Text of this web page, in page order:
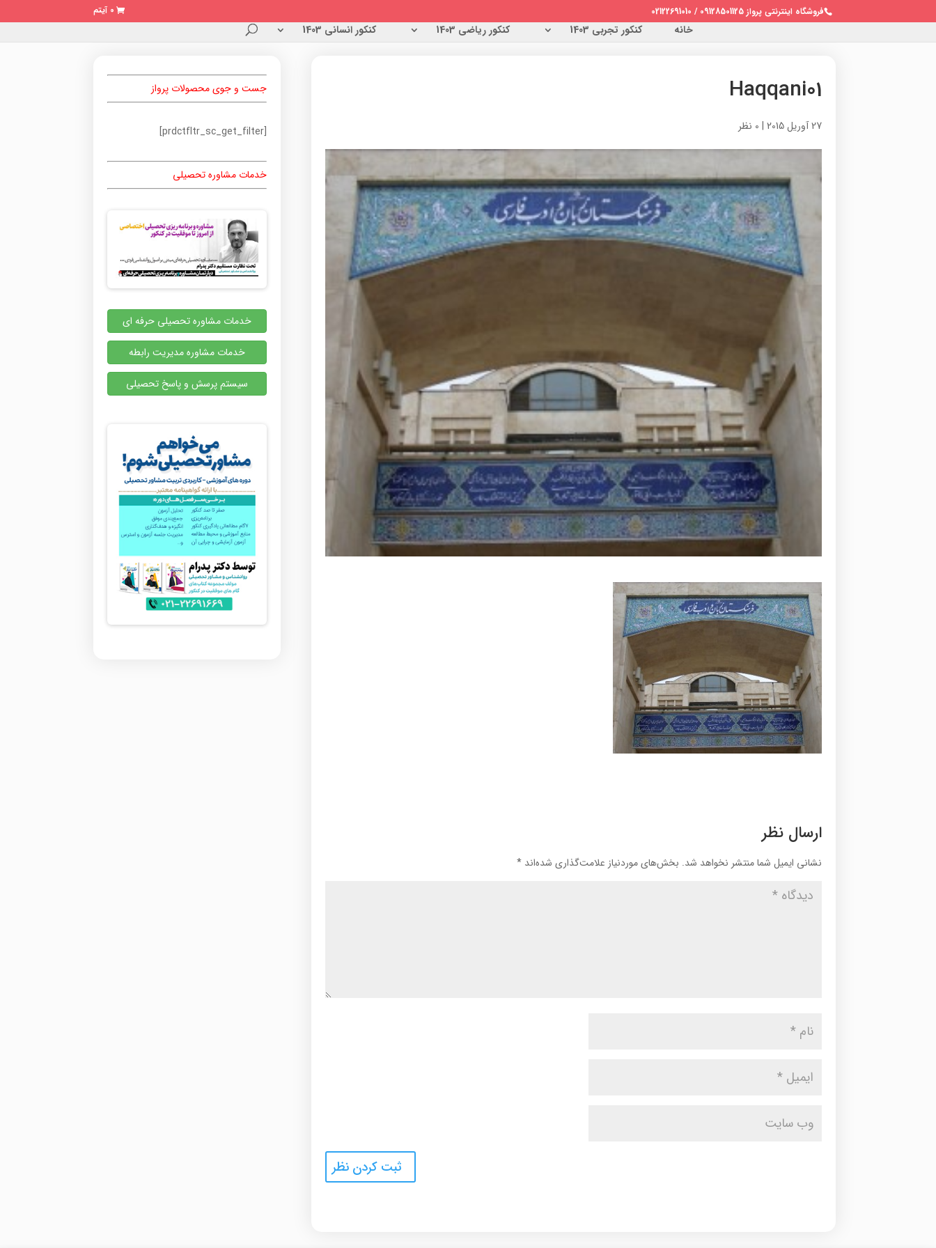
فروشگاه اینترنتی پرواز 09128501125 / 02122691010 0 آیتم
خانه کنکور تجربی 1403 کنکور ریاضی 1403 کنکور انسانی 1403
Haqqani01
27 آوریل 2015 | 0 نظر
ارسال نظر
نشانی ایمیل شما منتشر نخواهد شد. بخش‌های موردنیاز علامت‌گذاری شده‌اند*
جست و جوی محصولات پرواز
[prdctfltr_sc_get_filter]
خدمات مشاوره تحصیلی
خدمات مشاوره تحصیلی حرفه ای
خدمات مشاوره مدیریت رابطه
سیستم پرسش و پاسخ تحصیلی